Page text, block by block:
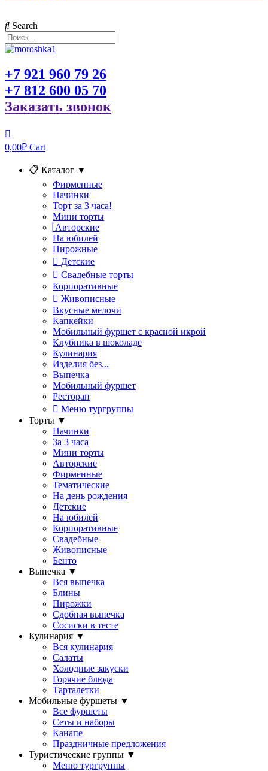
Search
+7 921 960 79 26
+7 812 600 05 70
Заказать звонок
0,00₽ Cart
📋 Каталог ▼
Фирменные
Начинки
Торт за 3 часа!
Мини торты
Авторские
На юбилей
Пирожные
Детские
Свадебные торты
Корпоративные
Живописные
Вкусные мелочи
Капкейки
Мобильный фуршет с красной икрой
Клубника в шоколаде
Кулинария
Изделия без...
Выпечка
Мобильный фуршет
Ресторан
Меню тургруппы
Торты ▼
Начинки
За 3 часа
Мини торты
Авторские
Фирменные
Тематические
На день рождения
Детские
На юбилей
Корпоративные
Свадебные
Живописные
Бенто
Выпечка ▼
Вся выпечка
Блины
Пирожки
Сдобная выпечка
Сосиски в тесте
Кулинария ▼
Вся кулинария
Салаты
Холодные закуски
Горячие блюда
Тарталетки
Мобильные фуршеты ▼
Все фуршеты
Сеты и наборы
Канапе
Праздничные предложения
Туристические группы ▼
Меню тургруппы